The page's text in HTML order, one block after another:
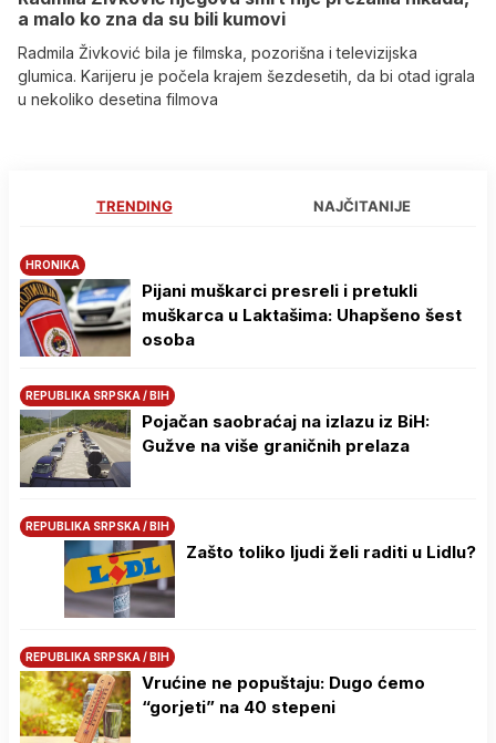
a malo ko zna da su bili kumovi
Radmila Živković bila je filmska, pozorišna i televizijska
glumica. Karijeru je počela krajem šezdesetih, da bi otad igrala
u nekoliko desetina filmova
TRENDING NAJČITANIJE
HRONIKA
Pijani muškarci presreli i pretukli
muškarca u Laktašima: Uhapšeno šest
osoba
REPUBLIKA SRPSKA / BIH
Pojačan saobraćaj na izlazu iz BiH:
Gužve na više graničnih prelaza
REPUBLIKA SRPSKA / BIH
Zašto toliko ljudi želi raditi u Lidlu?
REPUBLIKA SRPSKA / BIH
Vrućine ne popuštaju: Dugo ćemo
“gorjeti” na 40 stepeni